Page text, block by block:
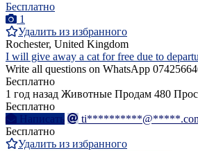
Бесплатно
1
Удалить из избранного
Rochester, United Kingdom
I will give away a cat for free due to
Write all questions on WhatsApp
Бесплатно
1 год назад Животные Продам 480
Бесплатно
Написать
Бесплатно
Удалить из избранного